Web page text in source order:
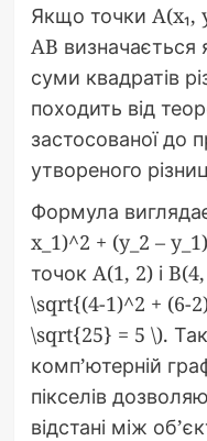
Якщо точки A(x₁,
AB визначається
суми квадратів
походить від
застосованої до
утвореного
Формула
x_1)^2 + (y_2 –
точок A(1, 2) і
\sqrt{(4-1)^2 + (6-
\sqrt{25} = 5 \).
комп’ютерній
пікселів
відстані між